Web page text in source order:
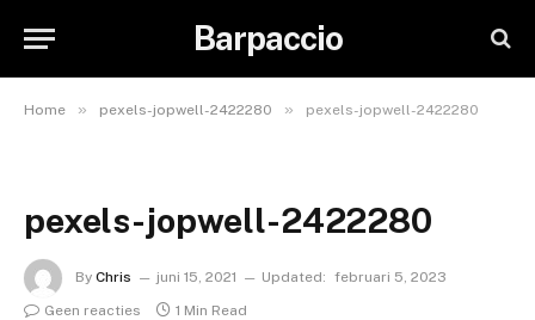
Barpaccio
Home » pexels-jopwell-2422280 » pexels-jopwell-2422280
pexels-jopwell-2422280
By Chris juni 15, 2021 Updated: februari 5, 2023
Geen reacties
1 Min Read